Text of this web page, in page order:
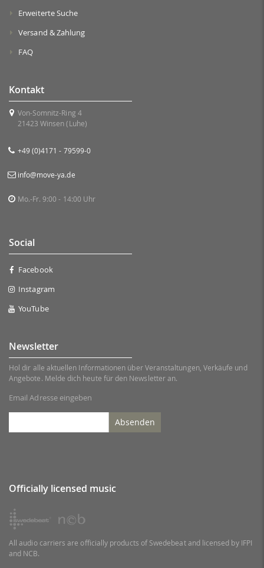
Erweiterte Suche
Versand & Zahlung
FAQ
Kontakt
Von-Somnitz-Ring 4
21423 Winsen (Luhe)
+49 (0)4171 - 79599-0
info@move-ya.de
Mo.-Fr. 9:00 - 14:00 Uhr
Social
Facebook
Instagram
YouTube
Newsletter
Hol dir alle aktuellen Informationen über Veranstaltungen, Verkäufe und
Angebote. Melde dich heute für den Newsletter an.
Email Adresse eingeben
Absenden
Officially licensed music
All audio carriers are officially products of Swedebeat and licensed by IFPI
and NCB.